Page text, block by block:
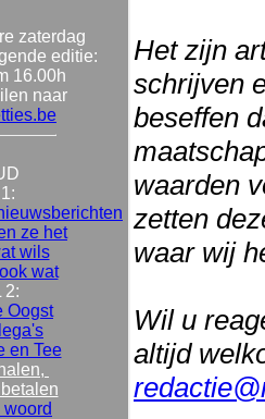
zaterdag
editie:
16.00h
naar
ze het
wils
wat
2:
Oogst
en Tee
woord
Het zijn
schrijven
beseffen
waarden
zetten
waar wij
Wil u
altijd